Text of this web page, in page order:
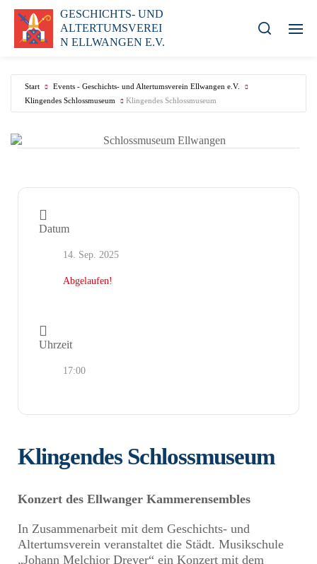
GESCHICHTS- UND
ALTERTUMSVEREI
N ELLWANGEN E.V.
Start
Events - Geschichts- und Altertumsverein Ellwangen e.V.
Klingendes Schlossmuseum
Klingendes Schlossmuseum
Datum
14. Sep. 2025
Abgelaufen!
Uhrzeit
17:00
Klingendes Schlossmuseum
Konzert des Ellwanger Kammerensembles
In Zusammenarbeit mit dem Geschichts- und
Altertumsverein veranstaltet die Städt. Musikschule
„Johann Melchior Dreyer“ ein Konzert mit dem